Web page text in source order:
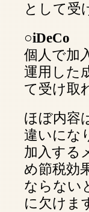
として受
○iDeCo
個人で加
運用した
て受け取
ほぼ内容
違いにな
加入する
め節税効
ならない
に欠けま